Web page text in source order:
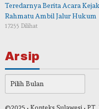
Teredarnya Berita Acara
Rahmatu Ambil Jalur Hukum
17255 Dilihat
Arsip